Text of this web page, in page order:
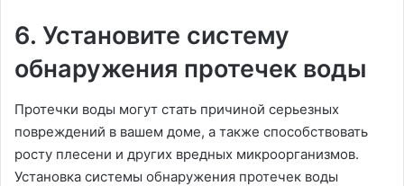
6. Установите систему
обнаружения протечек воды
Протечки воды могут стать причиной серьезных
повреждений в вашем доме, а также способствовать
росту плесени и других вредных микроорганизмов.
Установка системы обнаружения протечек воды